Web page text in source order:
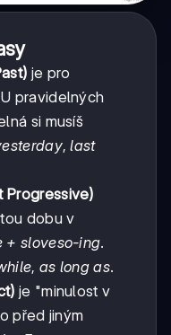
je pro
pravidelných
si musíš
,last
Progressive)
dobu v
+ sloveso-ing.
, as long as.
je "minulost v
před jiným